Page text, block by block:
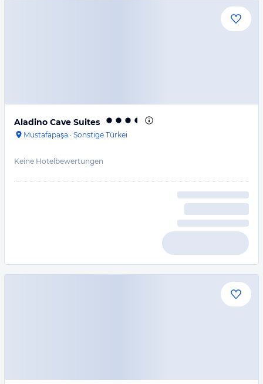
Aladino Cave Suites
Mustafapaşa · Sonstige Türkei
Keine Hotelbewertungen